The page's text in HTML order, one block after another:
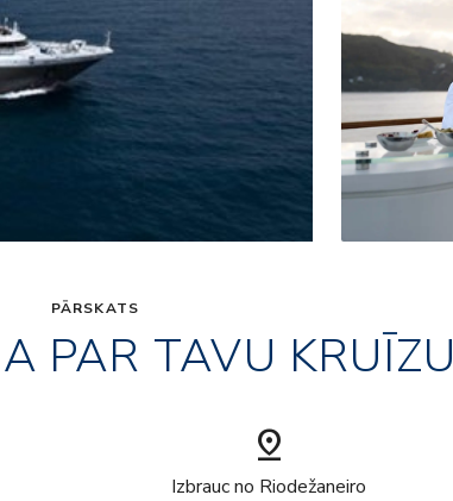
PĀRSKATS
PAR TAVU KRUĪZU
pin_drop
Izbrauc no Riodežaneiro